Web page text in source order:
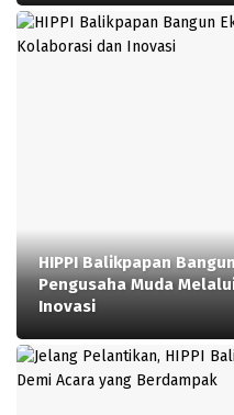
HIPPI Balikpapan
Pengusaha Muda
Inovasi